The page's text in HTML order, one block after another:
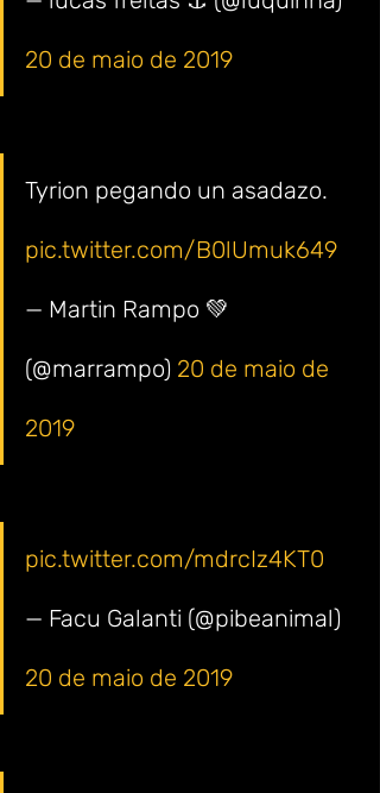
20 de maio de 2019
Tyrion pegando un asadazo.
pic.twitter.com/B0lUmuk649
— Martin Rampo 💚
(@marrampo) 20 de maio de
2019
pic.twitter.com/mdrcIz4KT0
— Facu Galanti (@pibeanimal)
20 de maio de 2019